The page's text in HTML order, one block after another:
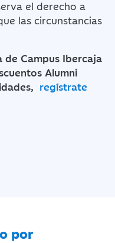
el derecho a
las circunstancias
de Campus Ibercaja
Alumni
regístrate
por